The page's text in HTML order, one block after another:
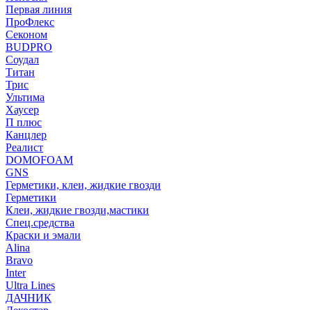
Первая линия
ПроФлекс
Секоном
BUDPRO
Соудал
Титан
Трис
Ультима
Хаусер
П плюс
Канцлер
Реалист
DOMOFOAM
GNS
Герметики, клеи, жидкие гвозди
Герметики
Клеи, жидкие гвозди,мастики
Спец.средства
Краски и эмали
Alina
Bravo
Inter
Ultra Lines
ДАЧНИК